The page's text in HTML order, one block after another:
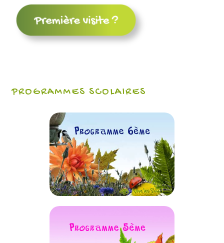
PROGRAMMES SCOLAIRES